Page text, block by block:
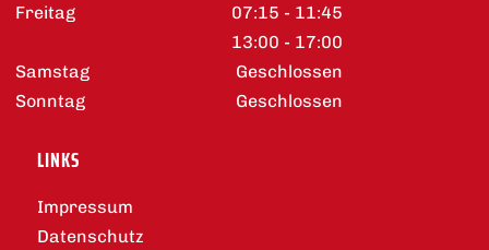
Freitag
07:15 - 11:45
13:00 - 17:00
Samstag
Geschlossen
Sonntag
Geschlossen
LINKS
Impressum
Datenschutz